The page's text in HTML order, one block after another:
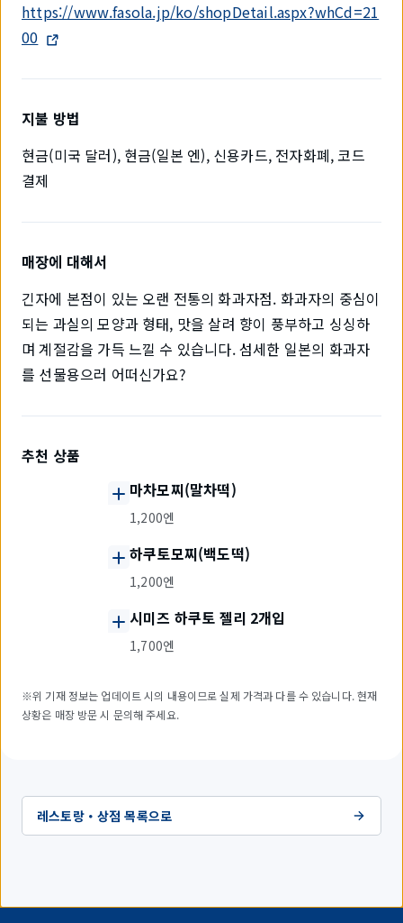
https://www.fasola.jp/ko/shopDetail.aspx?whCd=21
00
지불 방법
현금(미국 달러), 현금(일본 엔), 신용카드, 전자화폐, 코드
결제
매장에 대해서
긴자에 본점이 있는 오랜 전통의 화과자점. 화과자의 중심이
되는 과실의 모양과 형태, 맛을 살려 향이 풍부하고 싱싱하
며 계절감을 가득 느낄 수 있습니다. 섬세한 일본의 화과자
를 선물용으러 어떠신가요?
추천 상품
마차모찌(말차떡)
1,200엔
하쿠토모찌(백도떡)
1,200엔
시미즈 하쿠토 젤리 2개입
1,700엔
※위 기재 정보는 업데이트 시의 내용이므로 실제 가격과 다를 수 있습니다. 현재
상황은 매장 방문 시 문의해 주세요.
레스토랑・상점 목록으로